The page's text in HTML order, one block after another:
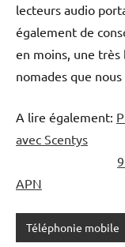
lecteurs audio
également de
en moins, une
nomades que
A lire également:
avec Scentys
APN
Téléphonie mobile